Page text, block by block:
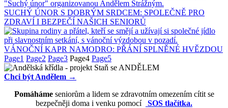
SUCHÝ ÚNOR S DOBRÝM SRDCEM: SPOLEČNĚ PRO
ZDRAVÍ I BEZPEČÍ NAŠICH SENIORŮ
VÁNOČNÍ KAPR NAMODRO: PŘÁNÍ SPLNĚNÉ HVĚZDOU
Page1 Page2 Page3 Page4 Page5
Chci být Andělem →
Pomáhámeseniorům a lidem se zdravotním omezením cítit se
bezpečněji doma i venku pomocí
SOS tlačítka.